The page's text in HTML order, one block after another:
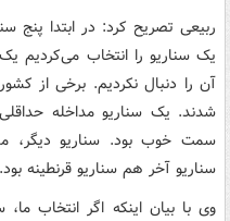
ربیعی تصریح کرد: در ابتدا پنج
یک سناریو را انتخاب می‌کردیم
آن را دنبال نکردیم. برخی از
شدند. یک سناریو مداخله
سمت خوب بود. سناریو دیگر،
سناریو آخر هم سناریو قرنطینه بود.
وی با بیان اینکه اگر انتخاب